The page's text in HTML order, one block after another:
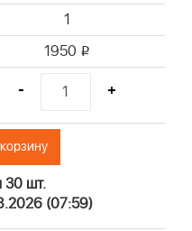
1
1950 i
- +
30 шт.
(07:59)